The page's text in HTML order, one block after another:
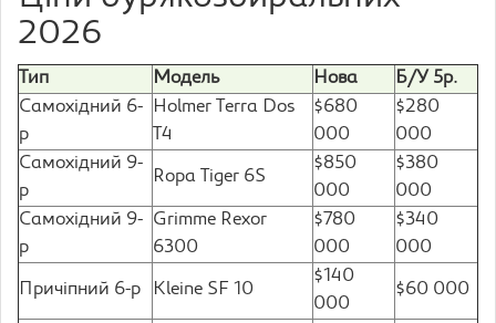
2026
Тип Модель Нова
Б/У 5р.
Самохідний 6-
р
Holmer Terra Dos
T4
$680
000
$280
000
Самохідний 9-
р
Ropa Tiger 6S
$850
000
$380
000
Самохідний 9-
р
Grimme Rexor
6300
$780
000
$340
000
Причіпний 6-р Kleine SF 10
$140
000
$60 000